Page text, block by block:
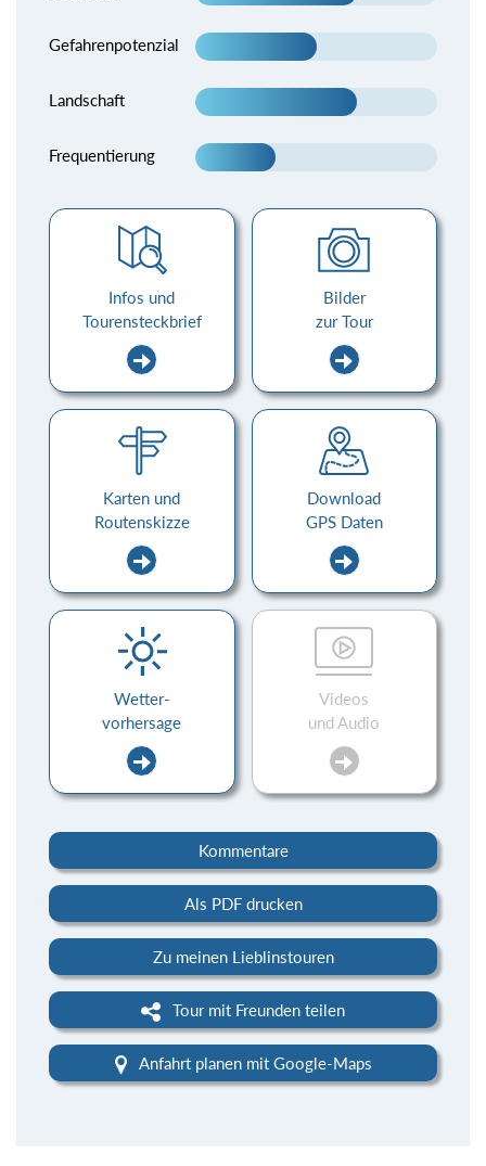
Gefahrenpotenzial
Landschaft
Frequentierung
Infos und
Tourensteckbrief
Bilder
zur Tour
Karten und
Routenskizze
Download
GPS Daten
Wetter-
vorhersage
Videos
und Audio
Kommentare
Als PDF drucken
Zu meinen Lieblinstouren
Tour mit Freunden teilen
Anfahrt planen mit Google-Maps